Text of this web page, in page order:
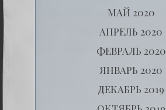
МАЙ 2020
АПРЕЛЬ 2020
ФЕВРАЛЬ 2020
ЯНВАРЬ 2020
ДЕКАБРЬ 2019